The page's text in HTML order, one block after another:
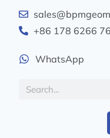
+86 178 6266
WhatsApp